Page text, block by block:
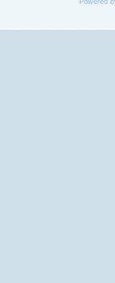
Powered